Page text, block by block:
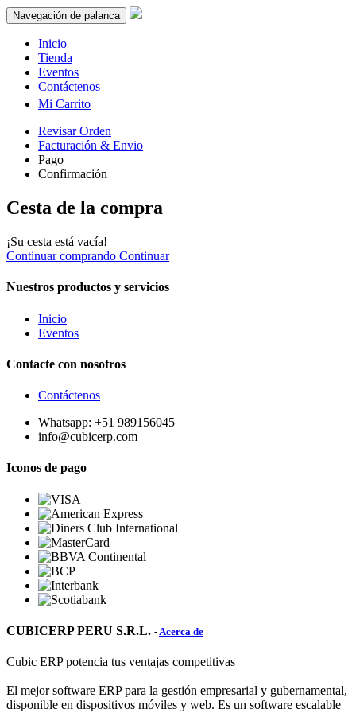
Navegación de palanca
Inicio
Tienda
Eventos
Contáctenos
Mi Carrito
Revisar Orden
Facturación & Envio
Pago
Confirmación
Cesta de la compra
¡Su cesta está vacía!
Continuar comprando Continuar
Nuestros productos y servicios
Inicio
Eventos
Contacte con nosotros
Contáctenos
Whatsapp: +51 989156045
info@cubicerp.com
Iconos de pago
CUBICERP PERU S.R.L. -Acerca de
Cubic ERP potencia tus ventajas competitivas
El mejor software ERP para la gestión empresarial y gubernamental,
disponible en dispositivos móviles y web. Es un software escalable